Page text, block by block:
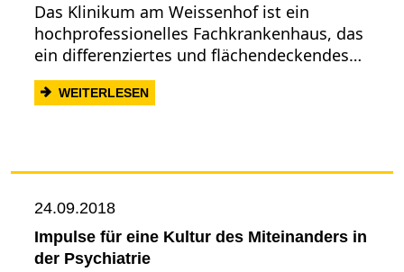
Das Klinikum am Weissenhof ist ein
hochprofessionelles Fachkrankenhaus, das
ein differenziertes und flächendeckendes…
WEITERLESEN: OBERARZTSTELLE PSYCHIATRIE AM
24.09.2018
Impulse für eine Kultur des Miteinanders in
der Psychiatrie